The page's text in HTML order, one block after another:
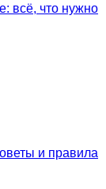
всё, что нужно
и правила